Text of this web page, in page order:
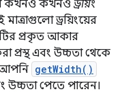
কখনও কখনও ড্রয়িং
ড্রয়িংয়ের
প্রকৃত আকার
প্রস্থ এবং উচ্চতা থেকে
আপনি getWidth()
উচ্চতা পেতে পারেন।